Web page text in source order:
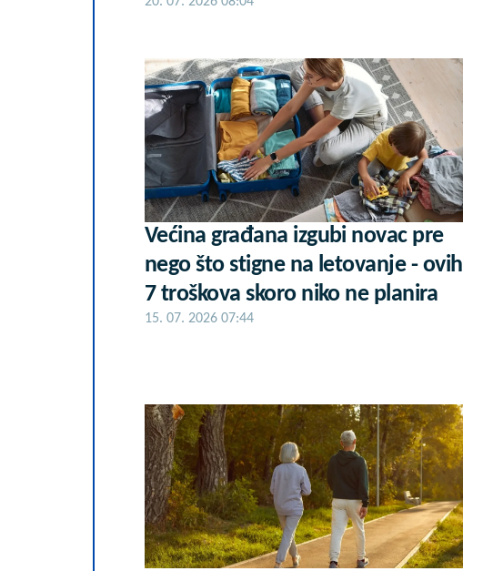
Većina građana izgubi novac pre
nego što stigne na letovanje - ovih
7 troškova skoro niko ne planira
15. 07. 2026 07:44